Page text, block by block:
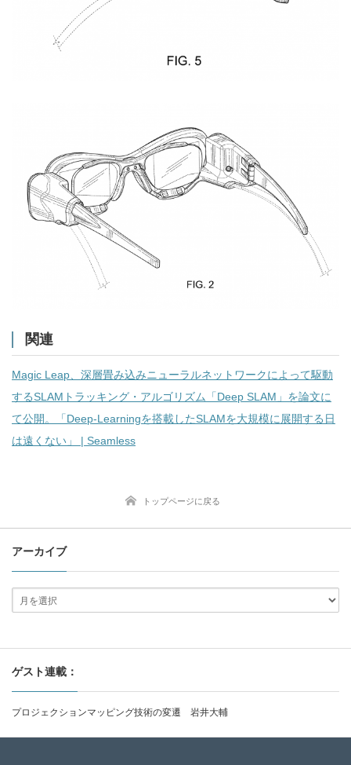
関連
Magic Leap、深層畳み込みニューラルネットワークによって駆動
するSLAMトラッキング・アルゴリズム「Deep SLAM」を論文に
て公開。「Deep-Learningを搭載したSLAMを大規模に展開する日
は遠くない」 | Seamless
トップページに戻る
アーカイブ
ゲスト連載：
プロジェクションマッピング技術の変遷 岩井大輔